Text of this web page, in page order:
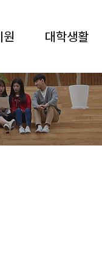
원 대학생활